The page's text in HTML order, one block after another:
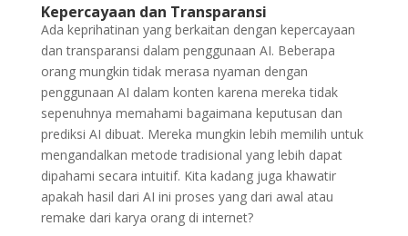
Kepercayaan dan Transparansi
Ada keprihatinan yang berkaitan dengan kepercayaan
dan transparansi dalam penggunaan AI. Beberapa
orang mungkin tidak merasa nyaman dengan
penggunaan AI dalam konten karena mereka tidak
sepenuhnya memahami bagaimana keputusan dan
prediksi AI dibuat. Mereka mungkin lebih memilih untuk
mengandalkan metode tradisional yang lebih dapat
dipahami secara intuitif. Kita kadang juga khawatir
apakah hasil dari AI ini proses yang dari awal atau
remake dari karya orang di internet?